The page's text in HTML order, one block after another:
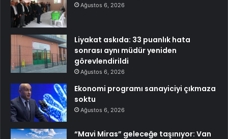
Ağustos 6, 2026
Liyakat askıda: 33 puanlık hata
sonrası aynı müdür yeniden
görevlendirildi
Ağustos 6, 2026
Ekonomi programı sanayiciyi çıkmaza
soktu
Ağustos 6, 2026
“Mavi Miras” geleceğe taşınıyor: Van